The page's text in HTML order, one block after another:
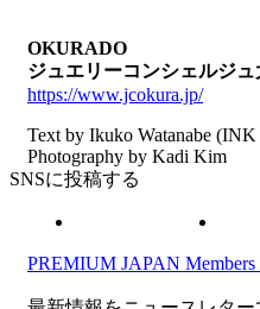
OKURADO
ジュエリーコンシェルジュ
https://www.jcokura.jp/
Text by Ikuko Watanabe
Photography by Kadi Kim
SNSに投稿する
PREMIUM JAPAN Members